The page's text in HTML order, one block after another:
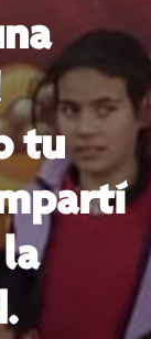
tu